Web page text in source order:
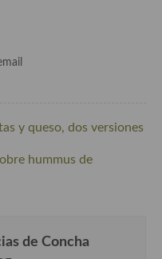
y queso, dos versiones
hummus de
de Concha